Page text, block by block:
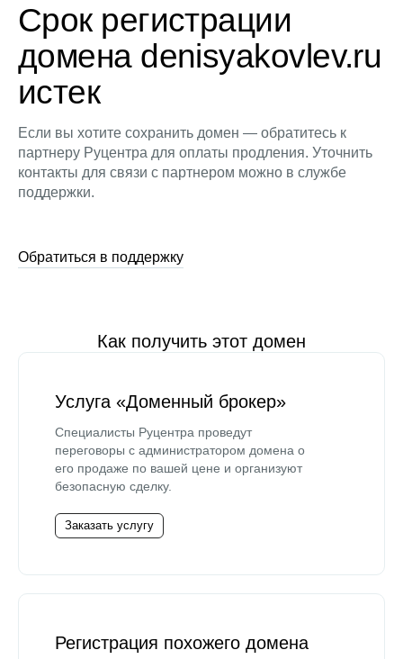
Срок регистрации
домена denisyakovlev.ru
истек
Если вы хотите сохранить домен — обратитесь к
партнеру Руцентра для оплаты продления. Уточнить
контакты для связи с партнером можно в службе
поддержки.
Обратиться в поддержку
Как получить этот домен
Услуга «Доменный брокер»
Специалисты Руцентра проведут
переговоры с администратором домена о
его продаже по вашей цене и организуют
безопасную сделку.
Заказать услугу
Регистрация похожего домена